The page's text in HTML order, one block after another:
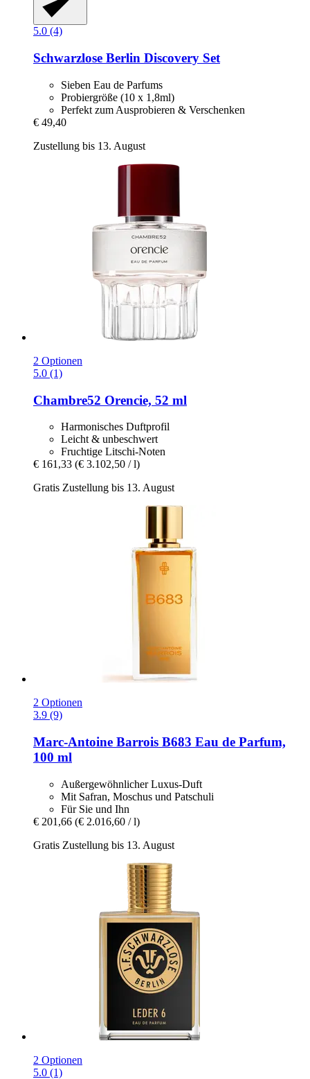
5.0 (4)
Schwarzlose Berlin Discovery Set
Sieben Eau de Parfums
Probiergröße (10 x 1,8ml)
Perfekt zum Ausprobieren & Verschenken
€ 49,40
Zustellung bis 13. August
2 Optionen
5.0 (1)
Chambre52 Orencie, 52 ml
Harmonisches Duftprofil
Leicht & unbeschwert
Fruchtige Litschi-Noten
€ 161,33 (€ 3.102,50 / l)
Gratis Zustellung bis 13. August
2 Optionen
3.9 (9)
Marc-Antoine Barrois B683 Eau de Parfum,
100 ml
Außergewöhnlicher Luxus-Duft
Mit Safran, Moschus und Patschuli
Für Sie und Ihn
€ 201,66 (€ 2.016,60 / l)
Gratis Zustellung bis 13. August
2 Optionen
5.0 (1)